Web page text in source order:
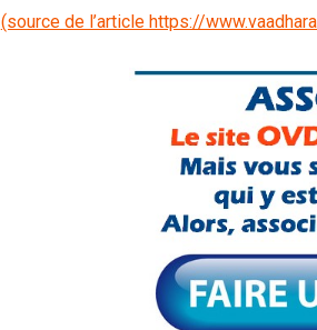
(source de l’article https://